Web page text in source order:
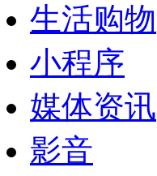
生活购物
小程序
媒体资讯
影音